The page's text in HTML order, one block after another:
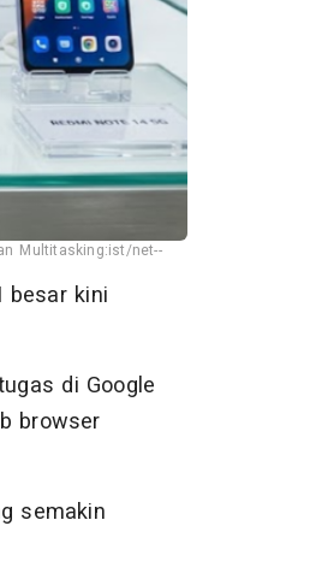
Multitasking:ist/net--
besar kini
di Google
browser
semakin